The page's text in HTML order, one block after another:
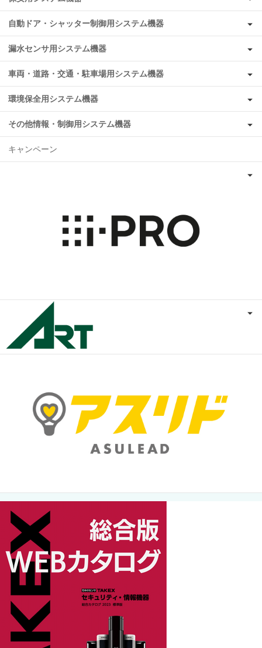
自動ドア・シャッター制御用システム機器
漏水センサ用システム機器
車両・道路・交通・駐車場用システム機器
環境保全用システム機器
その他情報・制御用システム機器
キャンペーン